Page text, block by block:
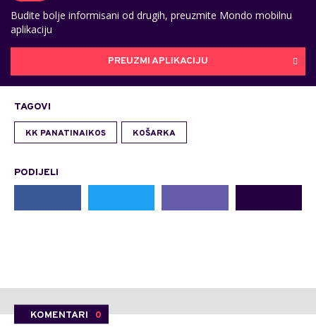
Budite bolje informisani od drugih, preuzmite Mondo mobilnu
aplikaciju
PREUZMI APLIKACIJU
TAGOVI
KK PANATINAIKOS KOŠARKA
PODIJELI
KOMENTARI 0